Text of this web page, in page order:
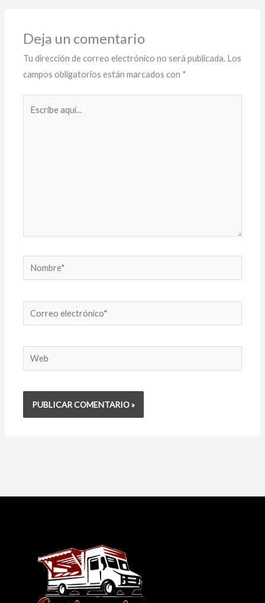
Deja un comentario
Tu dirección de correo electrónico no será publicada. Los
campos obligatorios están marcados con *
Nombre*
Correo
electrónico*
Web